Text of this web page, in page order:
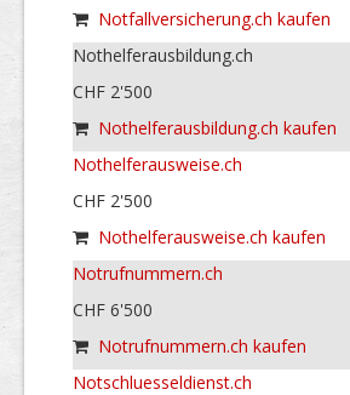
Notfallversicherung.ch kaufen
Nothelferausbildung.ch
CHF 2'500
Nothelferausbildung.ch kaufen
Nothelferausweise.ch
CHF 2'500
Nothelferausweise.ch kaufen
Notrufnummern.ch
CHF 6'500
Notrufnummern.ch kaufen
Notschluesseldienst.ch